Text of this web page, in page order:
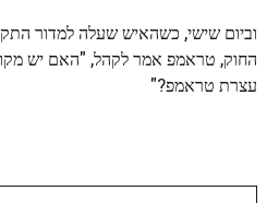
וביום שישי, כשהאיש שעלה למדור
החוק, טראמפ אמר לקהל, "האם יש
עצרת טראמפ?"